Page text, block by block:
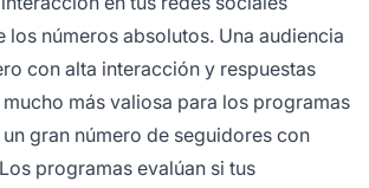
los números absolutos. Una audiencia
con alta interacción y respuestas
más valiosa para los programas
gran número de seguidores con
programas evalúan si tus